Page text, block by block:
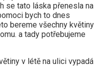
se tato láska přenesla na
bych to dnes
bereme všechny květiny
a tady potřebujeme
v létě na ulici vypadá